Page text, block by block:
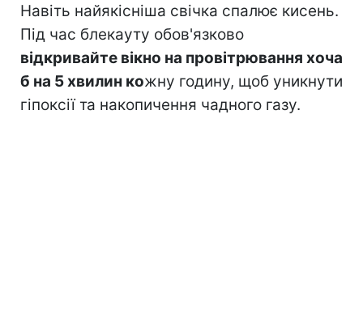
Навіть найякісніша свічка спалює кисень.
Під час блекауту обов'язково
відкривайте вікно на провітрювання хоча
б на 5 хвилин кожну годину, щоб уникнути
гіпоксії та накопичення чадного газу.